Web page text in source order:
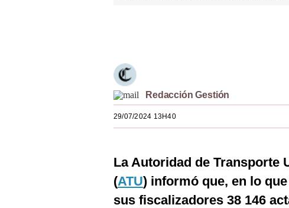
Redacción Gestión
29/07/2024 13H40
La Autoridad de Transporte
(ATU) informó que, en lo
sus fiscalizadores 38 146